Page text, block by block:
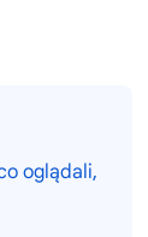
oglądali,